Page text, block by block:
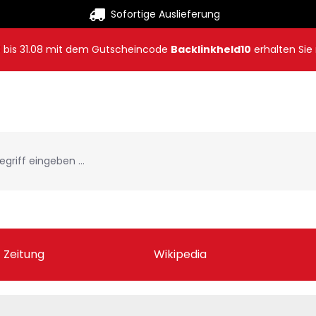
Sofortige Auslieferung
bis 31.08 mit dem Gutscheincode Backlinkheld10 erhalten Sie
Zeitung Wikipedia